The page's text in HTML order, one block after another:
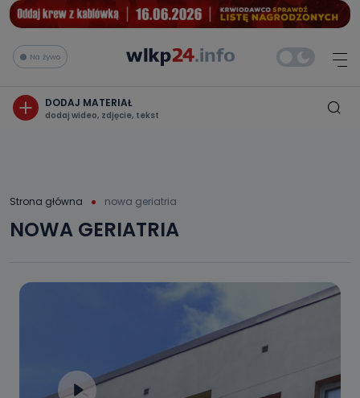
Na żywo
DODAJ MATERIAŁ
dodaj wideo, zdjęcie, tekst
Strona główna nowa geriatria
NOWA GERIATRIA